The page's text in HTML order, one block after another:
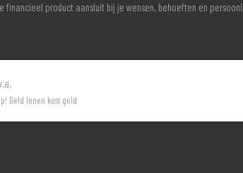
financieel product aansluit bij je wensen, behoeften en
Geld lenen kost geld